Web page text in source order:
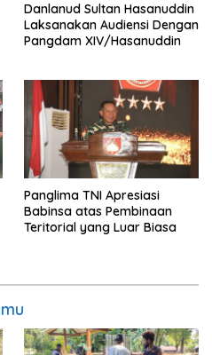
Danlanud Sultan Hasanuddin
Laksanakan Audiensi Dengan
Pangdam XIV/Hasanuddin
Panglima TNI Apresiasi
Babinsa atas Pembinaan
Teritorial yang Luar Biasa